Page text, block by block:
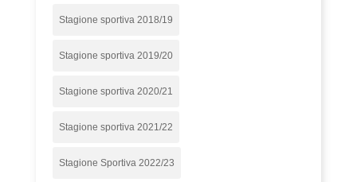
Stagione sportiva 2018/19
Stagione sportiva 2019/20
Stagione sportiva 2020/21
Stagione sportiva 2021/22
Stagione Sportiva 2022/23